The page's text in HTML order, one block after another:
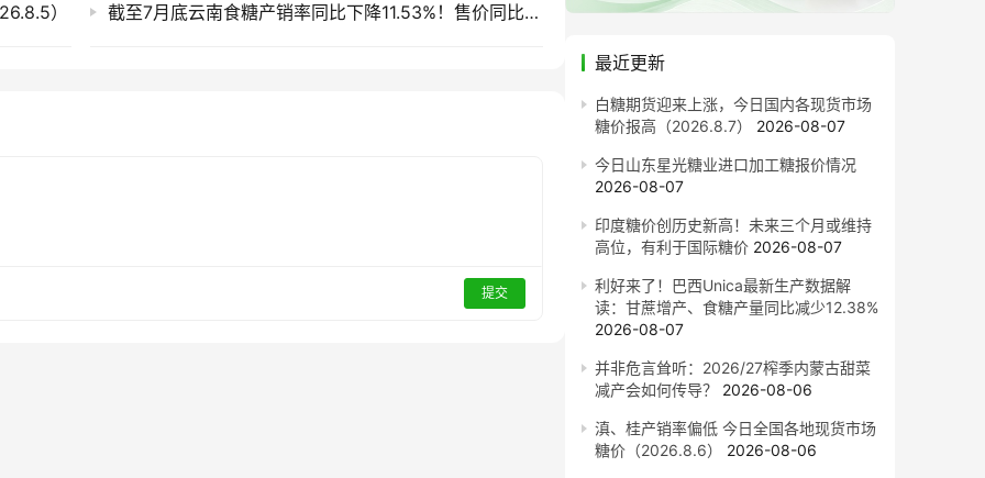
） 截至7月底云南食糖产销率同比下降11.53%！售价同比下跌900元/吨
提交
最近更新
白糖期货迎来上涨，今日国内各现货市场
糖价报高（2026.8.7）
2026-08-07
今日山东星光糖业进口加工糖报价情况
2026-08-07
印度糖价创历史新高！未来三个月或维持
高位，有利于国际糖价 2026-08-07
利好来了！巴西Unica最新生产数据解
读：甘蔗增产、食糖产量同比减少12.38%
2026-08-07
并非危言耸听：2026/27榨季内蒙古甜菜
减产会如何传导？
2026-08-06
滇、桂产销率偏低 今日全国各地现货市场
糖价（2026.8.6）
2026-08-06